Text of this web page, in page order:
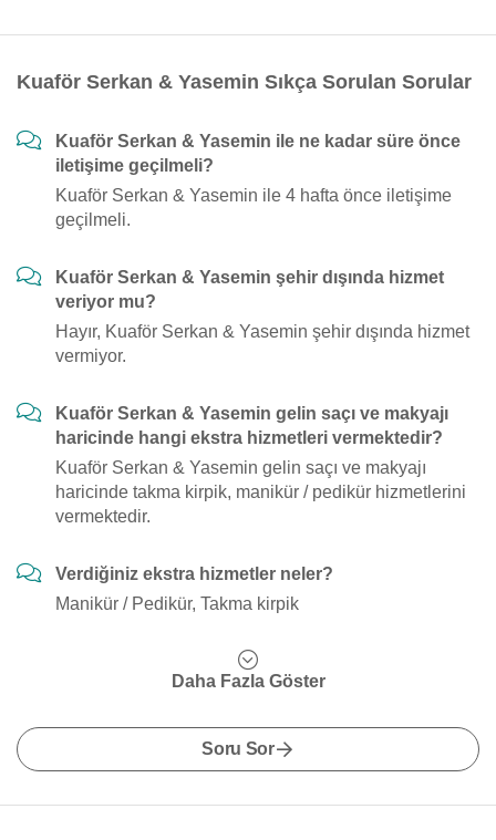
Kuaför Serkan & Yasemin Sıkça Sorulan Sorular
Kuaför Serkan & Yasemin ile ne kadar süre önce
iletişime geçilmeli?
Kuaför Serkan & Yasemin ile 4 hafta önce iletişime
geçilmeli.
Kuaför Serkan & Yasemin şehir dışında hizmet
veriyor mu?
Hayır, Kuaför Serkan & Yasemin şehir dışında hizmet
vermiyor.
Kuaför Serkan & Yasemin gelin saçı ve makyajı
haricinde hangi ekstra hizmetleri vermektedir?
Kuaför Serkan & Yasemin gelin saçı ve makyajı
haricinde takma kirpik, manikür / pedikür hizmetlerini
vermektedir.
Verdiğiniz ekstra hizmetler neler?
Manikür / Pedikür, Takma kirpik
Daha Fazla Göster
Soru Sor